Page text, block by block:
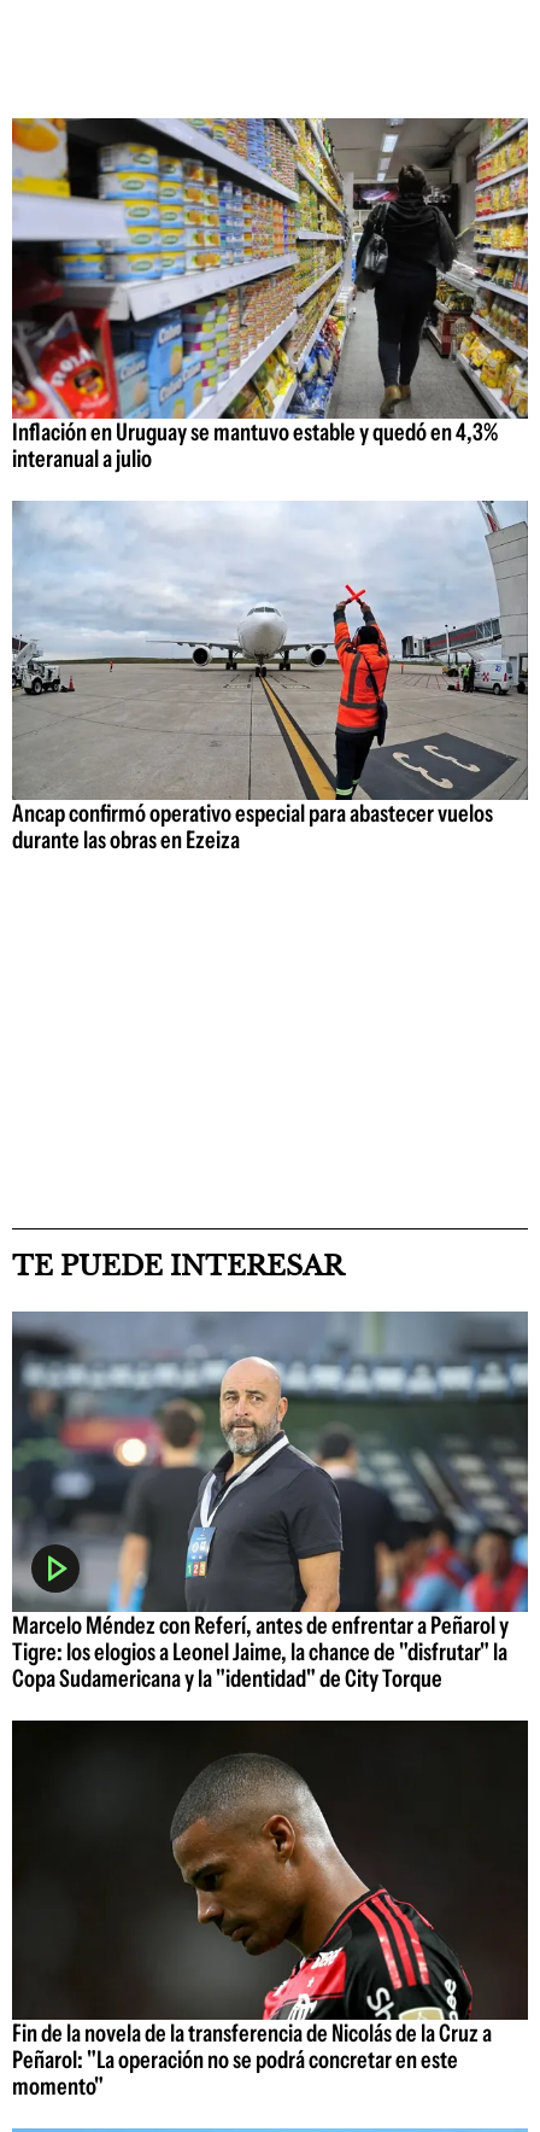
Inflación en Uruguay se mantuvo estable y quedó en 4,3%
interanual a julio
Ancap confirmó operativo especial para abastecer vuelos
durante las obras en Ezeiza
TE PUEDE INTERESAR
Marcelo Méndez con Referí, antes de enfrentar a Peñarol y
Tigre: los elogios a Leonel Jaime, la chance de "disfrutar" la
Copa Sudamericana y la "identidad" de City Torque
Fin de la novela de la transferencia de Nicolás de la Cruz a
Peñarol: "La operación no se podrá concretar en este
momento"